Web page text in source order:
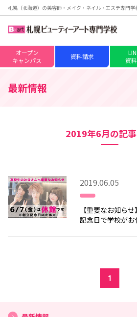
札幌（北海道）の美容師・メイク・ネイル・エステ専門学
オープン
キャンパス
資料請求
資
最新情報
2019年6月の記
2019.06.05
【重要なお知ら
記念日で学校がお
1